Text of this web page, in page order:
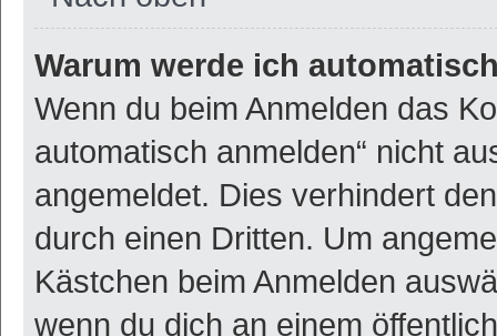
Warum werde ich
Wenn du beim Anmelden das
automatisch anmelden“ nicht
angemeldet. Dies verhindert
durch einen Dritten. Um
Kästchen beim Anmelden
wenn du dich an einem